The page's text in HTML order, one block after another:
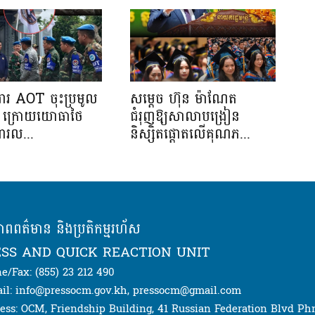
ារ AOT ចុះប្រមូល
រោយយោធាថៃ
រល...
សម្តេច ហ៊ុន ម៉ាណែត
ជំរុញឱ្យសាលាបង្រៀន
និស្សិតផ្តោតលើគុណភ...
ពពត៌មាន និងប្រតិកម្មរហ័ស
AND QUICK REACTION UNIT
Fax: (855) 23 212 490
info@pressocm.gov.kh, pressocm@gmail.com
OCM, Friendship Building, 41 Russian Federation Blvd